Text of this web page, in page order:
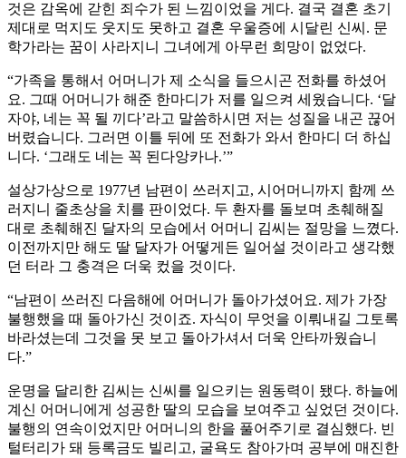
것은 감옥에 갇힌 죄수가 된 느낌이었을 게다. 결국 결혼 초기
제대로 먹지도 웃지도 못하고 결혼 우울증에 시달린 신씨. 문
학가라는 꿈이 사라지니 그녀에게 아무런 희망이 없었다.
“가족을 통해서 어머니가 제 소식을 들으시곤 전화를 하셨어
요. 그때 어머니가 해준 한마디가 저를 일으켜 세웠습니다. ‘달
자야, 네는 꼭 될 끼다’라고 말씀하시면 저는 성질을 내곤 끊어
버렸습니다. 그러면 이틀 뒤에 또 전화가 와서 한마디 더 하십
니다. ‘그래도 네는 꼭 된다앙카나.’”
설상가상으로 1977년 남편이 쓰러지고, 시어머니까지 함께 쓰
러지니 줄초상을 치를 판이었다. 두 환자를 돌보며 초췌해질
대로 초췌해진 달자의 모습에서 어머니 김씨는 절망을 느꼈다.
이전까지만 해도 딸 달자가 어떻게든 일어설 것이라고 생각했
던 터라 그 충격은 더욱 컸을 것이다.
“남편이 쓰러진 다음해에 어머니가 돌아가셨어요. 제가 가장
불행했을 때 돌아가신 것이죠. 자식이 무엇을 이뤄내길 그토록
바라셨는데 그것을 못 보고 돌아가셔서 더욱 안타까웠습니
다.”
운명을 달리한 김씨는 신씨를 일으키는 원동력이 됐다. 하늘에
계신 어머니에게 성공한 딸의 모습을 보여주고 싶었던 것이다.
불행의 연속이었지만 어머니의 한을 풀어주기로 결심했다. 빈
털터리가 돼 등록금도 빌리고, 굴욕도 참아가며 공부에 매진한